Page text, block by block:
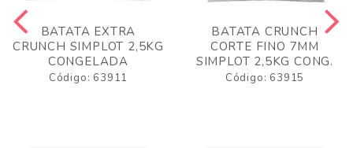
BATATA EXTRA
CRUNCH SIMPLOT 2,5KG
CONGELADA
Código: 63911
BATATA CRUNCH
CORTE FINO 7MM
SIMPLOT 2,5KG CONG.
Código: 63915